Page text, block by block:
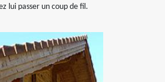
lui passer un coup de fil.